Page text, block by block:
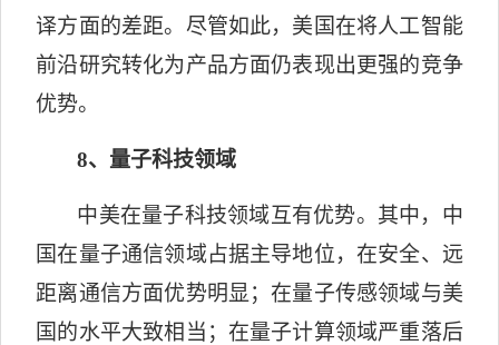
译方面的差距。尽管如此，美国在将人工智能
前沿研究转化为产品方面仍表现出更强的竞争
优势。
8、量子科技领域
中美在量子科技领域互有优势。其中，中
国在量子通信领域占据主导地位，在安全、远
距离通信方面优势明显；在量子传感领域与美
国的水平大致相当；在量子计算领域严重落后